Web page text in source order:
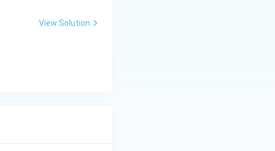
View Solution